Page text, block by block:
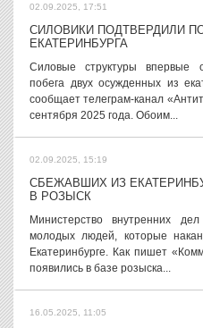
02.09.2025, 17:51
СИЛОВИКИ ПОДТВЕРДИЛИ
ЕКАТЕРИНБУРГА
Силовые структуры впервые
побега двух осужденных из
сообщает телеграм-канал
сентября 2025 года. Обоим...
02.09.2025, 15:19
СБЕЖАВШИХ ИЗ
В РОЗЫСК
Министерство внутренних
молодых людей, которые
Екатеринбурге. Как пишет
появились в базе розыска...
16.05.2025, 11:05